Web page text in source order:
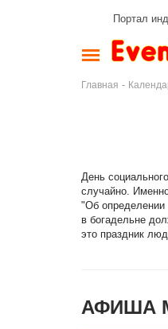
Портал
Главная -
День
случайно.
"Об определении
в богадельне
это праздник
АФИША